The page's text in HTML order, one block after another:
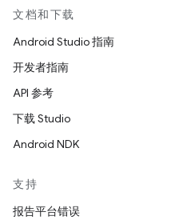
文档和下载
Android Studio 指南
开发者指南
API 参考
下载 Studio
Android NDK
支持
报告平台错误